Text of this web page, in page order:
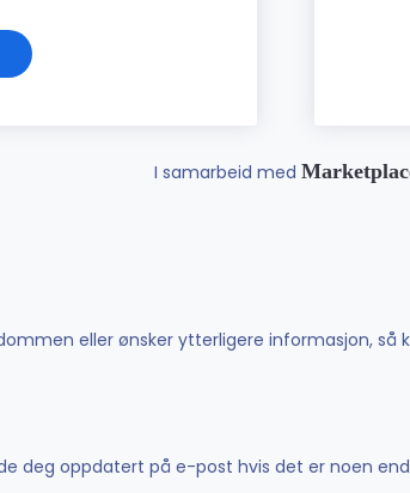
I samarbeid med
eller ønsker ytterligere informasjon, så
deg oppdatert på e-post hvis det er noen